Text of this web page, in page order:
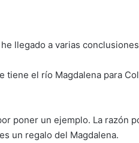
llegado a varias
tiene el río Magdalena para
poner un ejemplo. La razón
un regalo del Magdalena.